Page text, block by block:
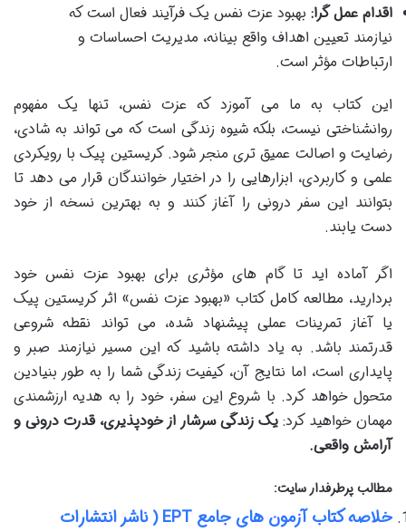
اقدام عمل گرا: بهبود عزت نفس یک فرآیند فعال است که
نیازمند تعیین اهداف واقع بینانه، مدیریت احساسات و
ارتباطات مؤثر است.
این کتاب به ما می آموزد که عزت نفس، تنها یک مفهوم
روانشناختی نیست، بلکه شیوه زندگی است که می تواند به شادی،
رضایت و اصالت عمیق تری منجر شود. کریستین پیک با رویکردی
علمی و کاربردی، ابزارهایی را در اختیار خوانندگان قرار می دهد تا
بتوانند این سفر درونی را آغاز کنند و به بهترین نسخه از خود
دست یابند.
اگر آماده اید تا گام های مؤثری برای بهبود عزت نفس خود
بردارید، مطالعه کامل کتاب «بهبود عزت نفس» اثر کریستین پیک
یا آغاز تمرینات عملی پیشنهاد شده، می تواند نقطه شروعی
قدرتمند باشد. به یاد داشته باشید که این مسیر نیازمند صبر و
پایداری است، اما نتایج آن، کیفیت زندگی شما را به طور بنیادین
متحول خواهد کرد. با شروع این سفر، خود را به هدیه ارزشمندی
مهمان خواهید کرد:یک زندگی سرشار از خودپذیری، قدرت درونی و
آرامش واقعی.
مطالب پرطرفدار سایت:
خلاصه کتاب آزمون های جامع EPT ( ناشر انتشارات